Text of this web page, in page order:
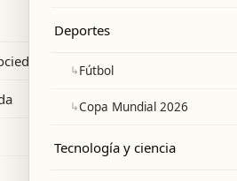
con Washington.
Deportes
↳Fútbol
↳Copa Mundial 2026
Tecnología y ciencia